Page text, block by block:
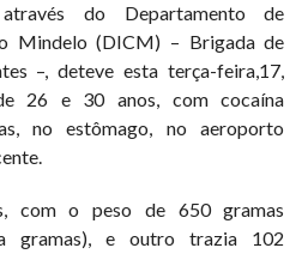
do Departamento de
Mindelo (DICM) – Brigada de
–, deteve esta terça-feira,17,
26 e 30 anos, com cocaína
no estômago, no aeroporto
com o peso de 650 gramas
gramas), e outro trazia 102